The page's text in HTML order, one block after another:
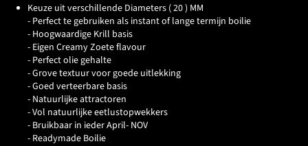
Keuze uit verschillende Diameters ( 20 ) MM
- Perfect te gebruiken als instant of lange termijn boilie
- Hoogwaardige Krill basis
- Eigen Creamy Zoete flavour
- Perfect olie gehalte
- Grove textuur voor goede uitlekking
- Goed verteerbare basis
- Natuurlijke attractoren
- Vol natuurlijke eetlustopwekkers
- Bruikbaar in ieder April- NOV
- Readymade Boilie